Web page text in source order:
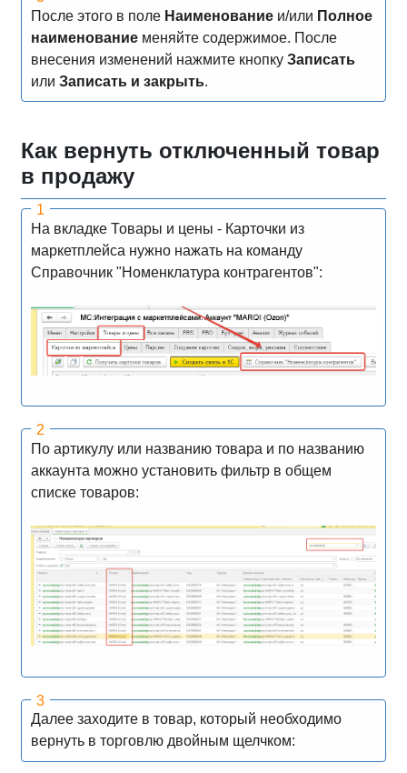
После этого в поле Наименованиеи/или Полное
наименованиеменяйте содержимое. После
внесения изменений нажмите кнопку Записать
или Записать и закрыть.
Как вернуть отключенный товар
в продажу
На вкладке Товары и цены - Карточки из
маркетплейса нужно нажать на команду
Справочник "Номенклатура контрагентов":
По артикулу или названию товара и по названию
аккаунта можно установить фильтр в общем
списке товаров:
Далее заходите в товар, который необходимо
вернуть в торговлю двойным щелчком: